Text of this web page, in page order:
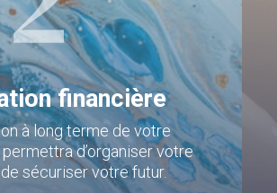
financière
à long terme de votre
d’organiser votre
sécuriser votre futur.